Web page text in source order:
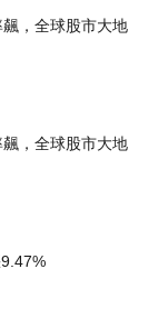
飆，全球股市大地
飆，全球股市大地